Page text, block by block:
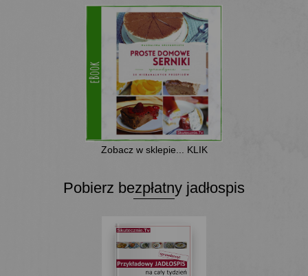
Zobacz w sklepie... KLIK
Pobierz bezpłatny jadłospis